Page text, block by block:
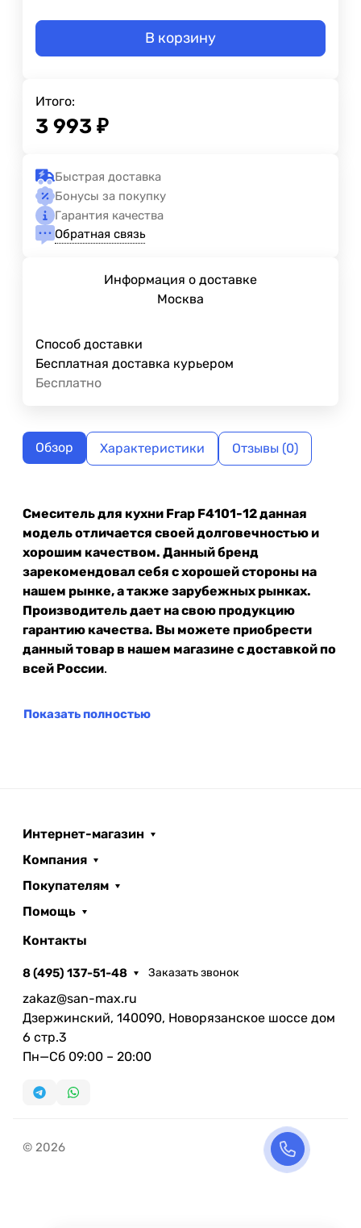
В корзину
Итого:
3 993 ₽
Быстрая доставка
Бонусы за покупку
Гарантия качества
Обратная связь
Информация о доставке
Москва
Способ доставки
Бесплатная доставка курьером
Бесплатно
Обзор Характеристики Отзывы (0)
Смеситель для кухни Frap F4101-12 данная
модель отличается своей долговечностью и
хорошим качеством. Данный бренд
зарекомендовал себя с хорошей стороны на
нашем рынке, а также зарубежных рынках.
Производитель дает на свою продукцию
гарантию качества. Вы можете приобрести
данный товар в нашем магазине с доставкой по
всей России.
Показать полностью
Интернет-магазин
Компания
Покупателям
Помощь
Контакты
8 (495) 137-51-48 Заказать звонок
zakaz@san-max.ru
Дзержинский, 140090, Новорязанское шоссе дом
6 стр.3
Пн—Сб 09:00 – 20:00
© 2026